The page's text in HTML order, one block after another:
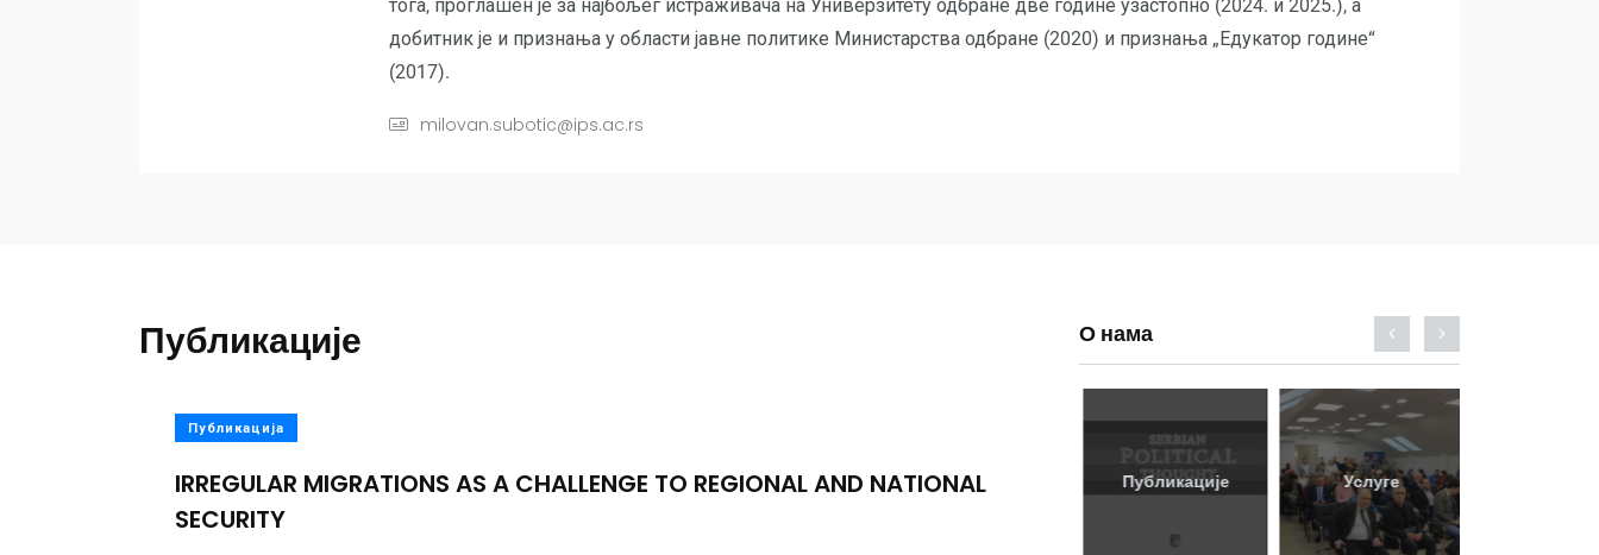
тога, проглашен је за најбољег истраживача на Универзитету одбране две године узастопно (2024. и 2025.), а
добитник је и признања у области јавне политике Министарства одбране (2020) и признања „Едукатор године“
(2017).
milovan.subotic@ips.ac.rs
Публикације
Публикација
IRREGULAR MIGRATIONS AS A CHALLENGE TO REGIONAL AND NATIONAL
SECURITY
О нама
9+ Публикације Услуге 50+ 9 + Публикације Услуге